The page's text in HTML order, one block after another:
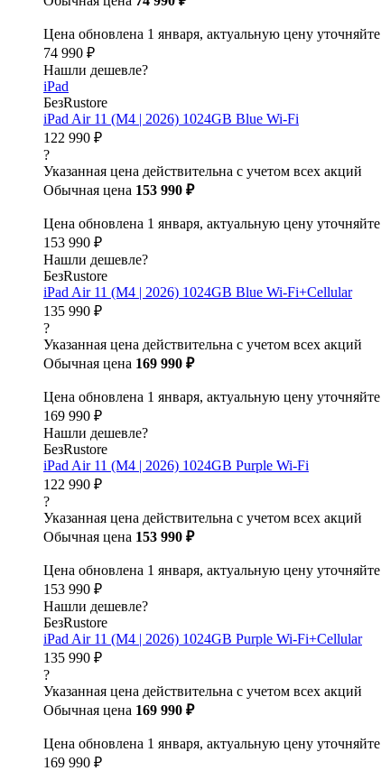
Цена обновлена 1 января, актуальную цену уточняйте
74 990 ₽
Нашли дешевле?
iPad
БезRustore
iPad Air 11 (M4 | 2026) 1024GB Blue Wi-Fi
122 990 ₽
?
Указанная цена действительна с учетом всех акций
Обычная цена 153 990 ₽
Цена обновлена 1 января, актуальную цену уточняйте
153 990 ₽
Нашли дешевле?
БезRustore
iPad Air 11 (M4 | 2026) 1024GB Blue Wi-Fi+Cellular
135 990 ₽
?
Указанная цена действительна с учетом всех акций
Обычная цена 169 990 ₽
Цена обновлена 1 января, актуальную цену уточняйте
169 990 ₽
Нашли дешевле?
БезRustore
iPad Air 11 (M4 | 2026) 1024GB Purple Wi-Fi
122 990 ₽
?
Указанная цена действительна с учетом всех акций
Обычная цена 153 990 ₽
Цена обновлена 1 января, актуальную цену уточняйте
153 990 ₽
Нашли дешевле?
БезRustore
iPad Air 11 (M4 | 2026) 1024GB Purple Wi-Fi+Cellular
135 990 ₽
?
Указанная цена действительна с учетом всех акций
Обычная цена 169 990 ₽
Цена обновлена 1 января, актуальную цену уточняйте
169 990 ₽